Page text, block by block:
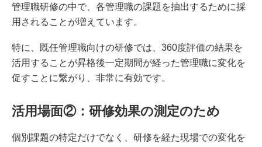
管理職研修の中で、各管理職の課題を抽出するために採
用されることが増えています。
特に、既任管理職向けの研修では、360度評価の結果を
活用することが昇格後一定期間が経った管理職に変化を
促すことに繋がり、非常に有効です。
活用場面②：研修効果の測定のため
個別課題の特定だけでなく、研修を経た現場での変化を